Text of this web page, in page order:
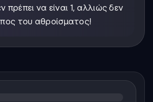
πρέπει να είναι 1, αλλιώς δεν
του αθροίσματος!